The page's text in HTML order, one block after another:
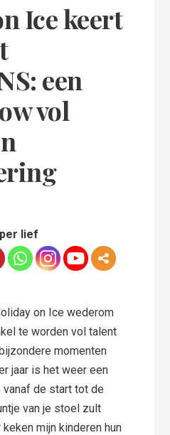
Ice keert
een
vol
lief
on Ice wederom
te worden vol talent
momenten
jaar is het weer een
vanaf de start tot de
van je stoel zult
mijn kinderen hun